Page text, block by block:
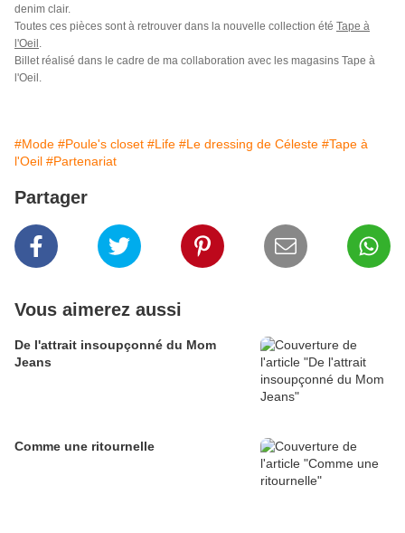
denim clair.
Toutes ces pièces sont à retrouver dans la nouvelle collection été Tape à
l'Oeil .
Billet réalisé dans le cadre de ma collaboration avec les magasins Tape à
l'Oeil.
#Mode #Poule's closet #Life #Le dressing de Céleste #Tape à
l'Oeil #Partenariat
Partager
Vous aimerez aussi
De l'attrait insoupçonné du Mom
Jeans
Comme une ritournelle